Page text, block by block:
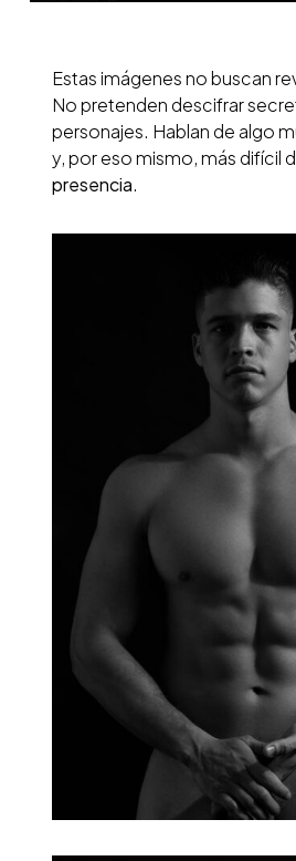
Estas imágenes no buscan
No pretenden descifrar
personajes. Hablan de algo
y, por eso mismo, más difícil
presencia.